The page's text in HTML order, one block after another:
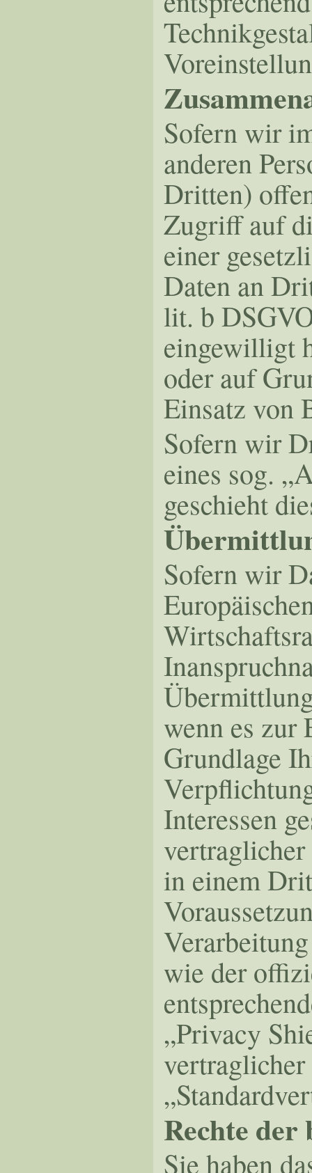
Sofern wir
anderen
Dritten)
Zugriff auf
einer
Daten an
lit. b
eingewilligt
oder auf
Einsatz von
Sofern wir
eines sog.
geschieht
Sofern wir
wenn es zur
Grundlage
Interessen
in einem
wie der
„Privacy
Rechte der
Sie haben